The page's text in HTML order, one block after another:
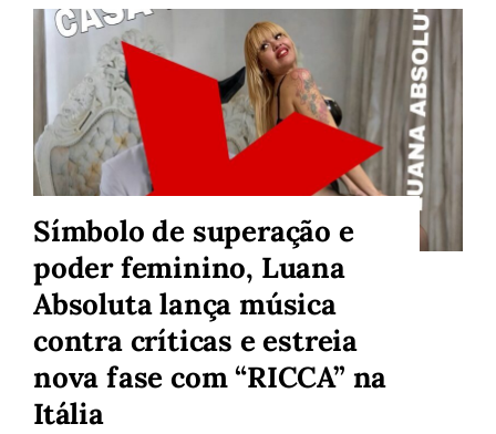
Símbolo de superação e
poder feminino, Luana
Absoluta lança música
contra críticas e estreia
nova fase com “RICCA” na
Itália